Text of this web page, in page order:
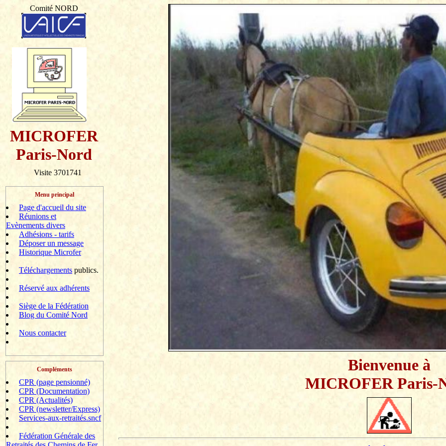
Comité NORD
MICROFER
Paris-Nord
Visite 3701741
Menu principal
Page d'accueil du site
Réunions et
Evènements divers
Adhésions - tarifs
Déposer un message
Historique Microfer
Téléchargements publics.
Réservé aux adhérents
Siège de la Fédération
Blog du Comité Nord
Nous contacter
Compléments
CPR (page pensionné)
CPR (Documentation)
CPR (Actualités)
CPR (newsletter/Express)
Services-aux-retraités.sncf
Fédération Générale des
Bienvenue à
MICROFER Paris-